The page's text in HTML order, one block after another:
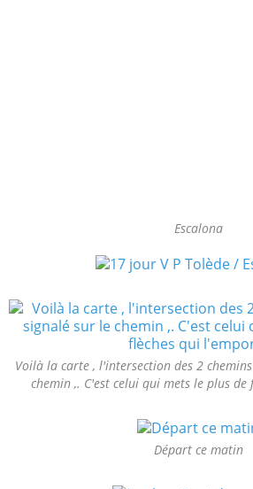
Escalona
Voilà la carte , l'intersection des 2
chemin ,. C'est celui qui mets le plus
Départ ce matin